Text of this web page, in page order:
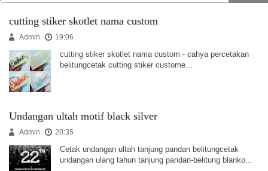
cutting stiker skotlet nama custom
Admin 19:06
cutting stiker skotlet nama custom - cahya percetakan
belitungcetak cutting stiker custome...
Undangan ultah motif black silver
Admin 20:35
Cetak undangan ultah tanjung pandan belitungcetak
undangan ulang tahun tanjung pandan-belitung blanko...